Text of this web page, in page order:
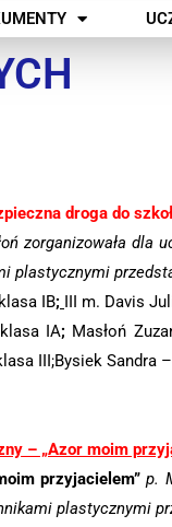
droga do
zorganizowała dla
plastycznymi
IB; III m. Davis
IA; Masłoń
III;Bysiek Sandra
– „Azor moim
przyjacielem”p.
plastycznymi